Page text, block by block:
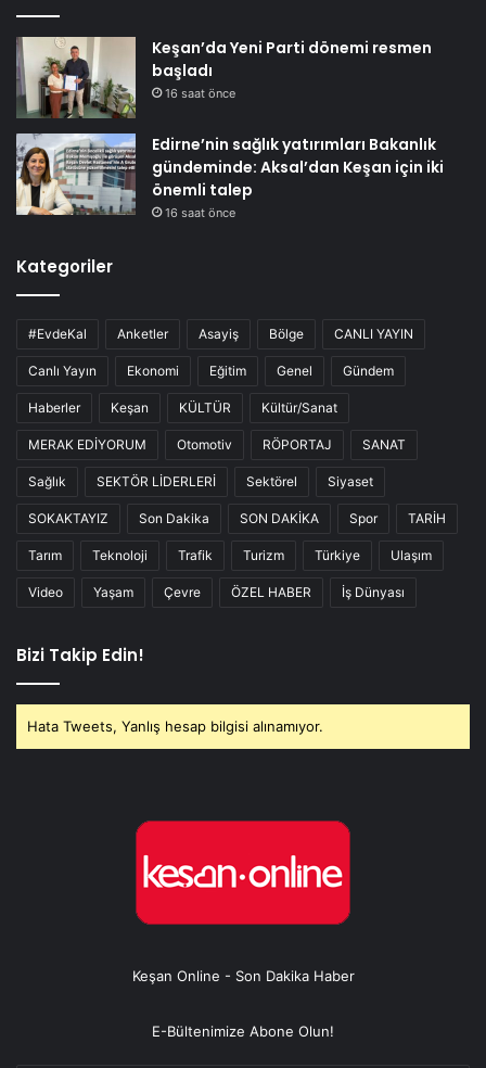
Keşan’da Yeni Parti dönemi resmen
başladı
16 saat önce
Edirne’nin sağlık yatırımları Bakanlık
gündeminde: Aksal’dan Keşan için iki
önemli talep
16 saat önce
Kategoriler
#EvdeKal Anketler Asayiş Bölge CANLI YAYIN
Canlı Yayın Ekonomi Eğitim Genel Gündem
Haberler Keşan KÜLTÜR Kültür/Sanat
MERAK EDİYORUM Otomotiv RÖPORTAJ SANAT
Sağlık SEKTÖR LİDERLERİ Sektörel Siyaset
SOKAKTAYIZ Son Dakika SON DAKİKA Spor TARİH
Tarım Teknoloji Trafik Turizm Türkiye Ulaşım
Video Yaşam Çevre ÖZEL HABER İş Dünyası
Bizi Takip Edin!
Hata Tweets, Yanlış hesap bilgisi alınamıyor.
Keşan Online - Son Dakika Haber
E-Bültenimize Abone Olun!